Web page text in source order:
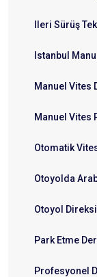
Ileri Sürüş
Istanbul
Manuel Vites
Manuel Vites
Otomatik
Otoyolda
Otoyol
Park Etme
Profesyonel